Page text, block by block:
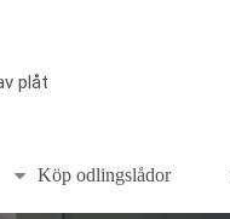
plåt
Köp odlingslådor